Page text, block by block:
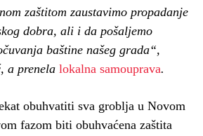
zaštitom zaustavimo propadanje
dobra, ali i da pošaljemo
baštine našeg grada“,
a prenela lokalna samouprava.
obuhvatiti sva groblja u Novom
fazom biti obuhvaćena zaštita